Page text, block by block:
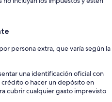
persona extra, que varía según la
una identificación oficial con
o hacer un depósito en
cubrir cualquier gasto imprevisto